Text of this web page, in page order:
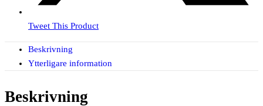
Tweet This Product
Beskrivning
Ytterligare information
Beskrivning